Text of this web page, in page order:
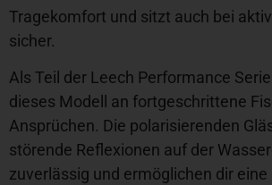
Tragekomfort und sitzt auch bei
sicher.
Als Teil der Leech Performance
dieses Modell an fortgeschrittene
Ansprüchen. Die polarisierenden
störende Reflexionen auf der
zuverlässig und ermöglichen dir eine